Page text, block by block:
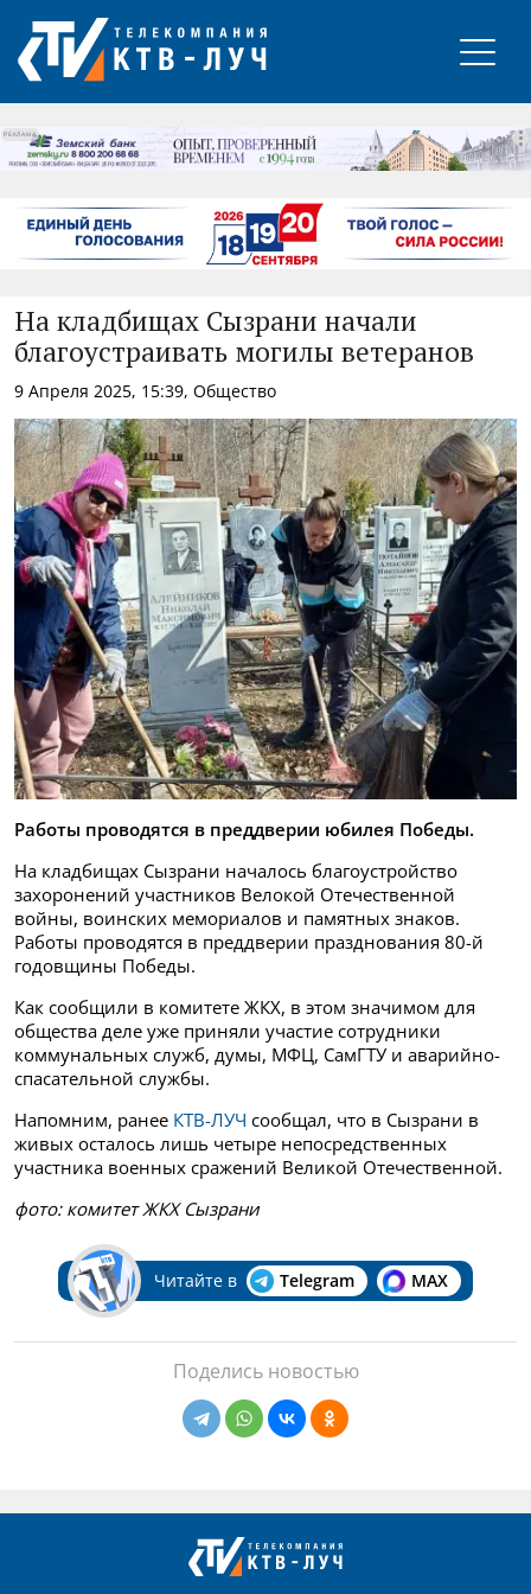
РЕКЛАМА
На кладбищах Сызрани начали
благоустраивать могилы ветеранов
9 Апреля 2025, 15:39, Общество
Работы проводятся в преддверии юбилея Победы.
На кладбищах Сызрани началось благоустройство
захоронений участников Велокой Отечественной
войны, воинских мемориалов и памятных знаков.
Работы проводятся в преддверии празднования 80-й
годовщины Победы.
Как сообщили в комитете ЖКХ, в этом значимом для
общества деле уже приняли участие сотрудники
коммунальных служб, думы, МФЦ, СамГТУ и аварийно-
спасательной службы.
Напомним, ранее КТВ-ЛУЧ сообщал, что в Сызрани в
живых осталось лишь четыре непосредственных
участника военных сражений Великой Отечественной.
фото: комитет ЖКХ Сызрани
Читайте в Telegram MAX
Поделись новостью